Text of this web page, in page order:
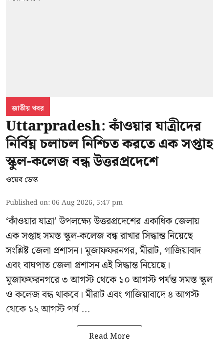
জাতীয় খবর
Uttarpradesh: কাঁওয়ার যাত্রীদের
নির্বিঘ্ন চলাচল নিশ্চিত করতে এক সপ্তাহ
স্কুল-কলেজ বন্ধ উত্তরপ্রদেশে
ওয়েব ডেস্ক
Published on:06 Aug 2026, 5:47 pm
‘কাঁওয়ার যাত্রা’উপলক্ষ্যে উত্তরপ্রদেশের একাধিক জেলায়
এক সপ্তাহ সমস্ত স্কুল-কলেজ বন্ধ রাখার সিদ্ধান্ত নিয়েছে
সংশ্লিষ্ট জেলা প্রশাসন। মুজাফফরনগর, মীরাট, গাজিয়াবাদ
এবং বাঘপাত জেলা প্রশাসন এই সিদ্ধান্ত নিয়েছে।
মুজাফফরনগরে ৩ আগস্ট থেকে ১০ আগস্ট পর্যন্ত সমস্ত স্কুল
ও কলেজ বন্ধ থাকবে। মীরাট এবং গাজিয়াবাদে ৪ আগস্ট
থেকে ১২ আগস্ট পর্য ...
Read More